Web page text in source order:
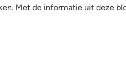
Met de informatie uit deze